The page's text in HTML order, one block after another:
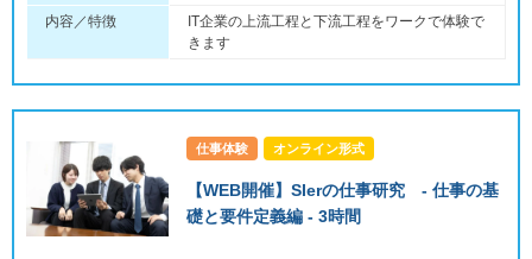
内容／特徴
IT企業の上流工程と下流工程をワークで体験で
きます
仕事体験 オンライン形式
【WEB開催】SIerの仕事研究 - 仕事の基
礎と要件定義編 - 3時間